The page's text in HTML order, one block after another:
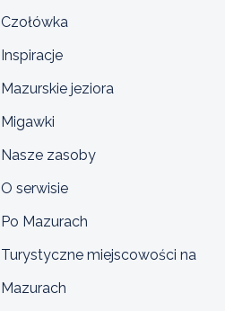
Czołówka
Inspiracje
Mazurskie jeziora
Migawki
Nasze zasoby
O serwisie
Po Mazurach
Turystyczne miejscowości na
Mazurach